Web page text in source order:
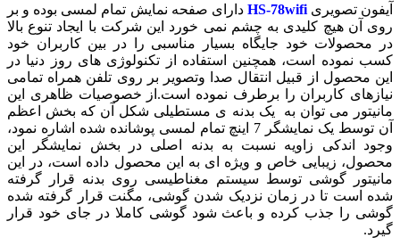
آیفون تصویریHS-78wifi دارای صفحه نمایش تمام لمسی بوده و بر
روی آن هیچ کلیدی به چشم نمی خورد این شرکت با ایجاد تنوع بالا
در محصولات خود جایگاه بسیار مناسبی را در بین کاربران خود
کسب نموده است، همچنین استفاده از تکنولوژی های روز دنیا در
این محصول از قبیل انتقال صدا وتصویر بر روی تلفن همراه تمامی
نیازهای کاربران را برطرف نموده است.از خصوصیات ظاهری این
مانیتور می توان به یک بدنه ی مستطیلی شکل آن که بخش اعظم
آن توسط یک نمایشگر 7 اینچ تمام لمسی پوشانده شده اشاره نمود،
وجود اندکی زاویه نسبت به بدنه اصلی در بخش نمایشگر این
محصول، زیبایی خاص و ویژه ای به این محصول داده است، در این
مانیتور گوشی توسط سیستم مغناطیسی روی بدنه قرار گرفته
شده است تا در زمان نزدیک شدن گوشی، مگنت قرار گرفته شده
گوشی را جذب کرده و باعث شود گوشی کاملا در جای خود قرار
گیرد.